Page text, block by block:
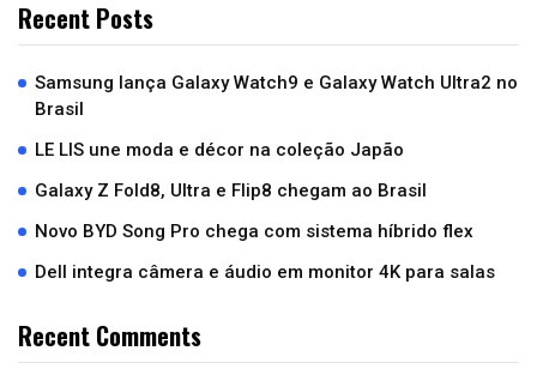
Recent Posts
Samsung lança Galaxy Watch9 e Galaxy Watch Ultra2 no
Brasil
LE LIS une moda e décor na coleção Japão
Galaxy Z Fold8, Ultra e Flip8 chegam ao Brasil
Novo BYD Song Pro chega com sistema híbrido flex
Dell integra câmera e áudio em monitor 4K para salas
Recent Comments